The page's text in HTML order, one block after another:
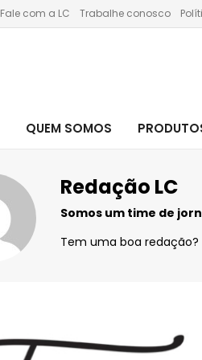
Fale com a LC Trabalhe conosco
QUEM SOMOS
Redação LC
Somos um time de
Tem uma boa redação?